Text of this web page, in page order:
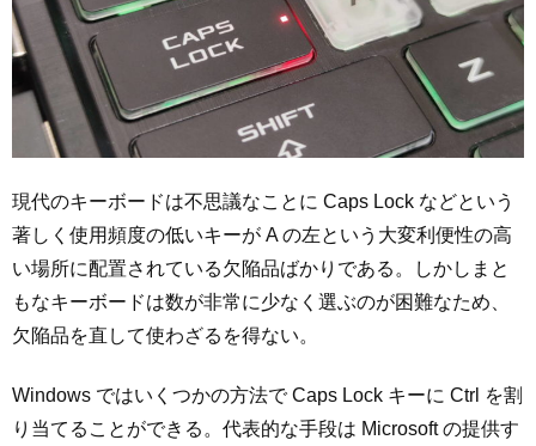
現代のキーボードは不思議なことに Caps Lock などという
著しく使用頻度の低いキーが A の左という大変利便性の高
い場所に配置されている欠陥品ばかりである。しかしまと
もなキーボードは数が非常に少なく選ぶのが困難なため、
欠陥品を直して使わざるを得ない。
Windows ではいくつかの方法で Caps Lock キーに Ctrl を割
り当てることができる。代表的な手段は Microsoft の提供す